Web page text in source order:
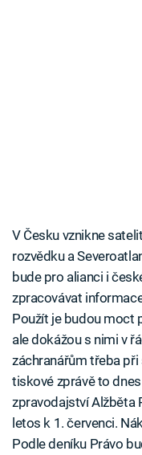
V Česku vznikne
rozvědku a
bude pro alianci i
zpracovávat
Použít je budou moct
ale dokážou s nimi v
záchranářům třeba
tiskové zprávě to
zpravodajství Alžběta
letos k 1. červenci.
Podle deníku Právo